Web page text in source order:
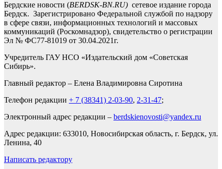
Бердские новости (BERDSK-BN.RU) сетевое издание города
Бердск. Зарегистрировано Федеральной службой по надзору
в сфере связи, информационных технологий и массовых
коммуникаций (Роскомнадзор), свидетельство о регистрации
Эл № ФС77-81019 от 30.04.2021г.
Учредитель ГАУ НСО «Издательский дом «Советская
Сибирь».
Главный редактор – Елена Владимировна Сиротина
Телефон редакции + 7 (38341) 2-03-90, 2-31-47;
Электронный адрес редакции – berdskienovosti@yandex.ru
Адрес редакции: 633010, Новосибирская область, г. Бердск, ул.
Ленина, 40
Написать редактору